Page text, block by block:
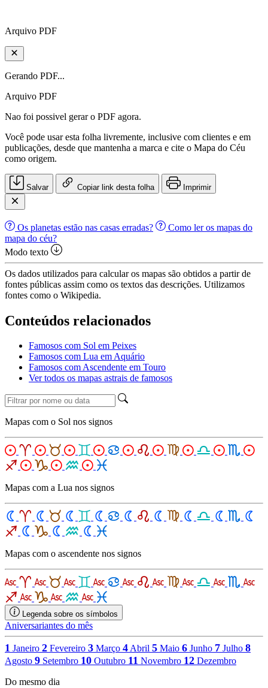
Arquivo PDF
Gerando PDF...
Arquivo PDF
Nao foi possivel gerar o PDF agora.
Você pode usar esta folha livremente, inclusive com clientes e em
publicações, desde que mantenha a marca e cite o Mapa do Céu
como origem.
Salvar Copiar link desta folha Imprimir
Os planetas estão nas casas erradas?
Como ler os mapas do
mapa do céu?
Modo texto
Os dados utilizados para calcular os mapas são obtidos a partir de
fontes públicas assim como os textos das descrições. Utilizamos
fontes como o Wikipedia.
Conteúdos relacionados
Famosos com Sol em Peixes
Famosos com Lua em Aquário
Famosos com Ascendente em Touro
Ver todos os mapas astrais de famosos
Mapas com o Sol nos signos
Mapas com a Lua nos signos
Mapas com o ascendente nos signos
Legenda sobre os símbolos
Aniversariantes do mês
1 Janeiro 2 Fevereiro 3 Março 4Abril 5 Maio 6 Junho 7 Julho 8
Agosto 9 Setembro 10 Outubro 11 Novembro 12 Dezembro
Do mesmo dia